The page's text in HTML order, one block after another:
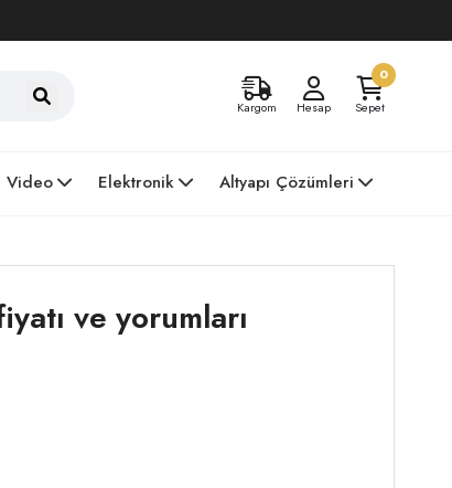
Kargom Hesap
0
Sepet
Video Elektronik Altyapı Çözümleri
ve yorumları